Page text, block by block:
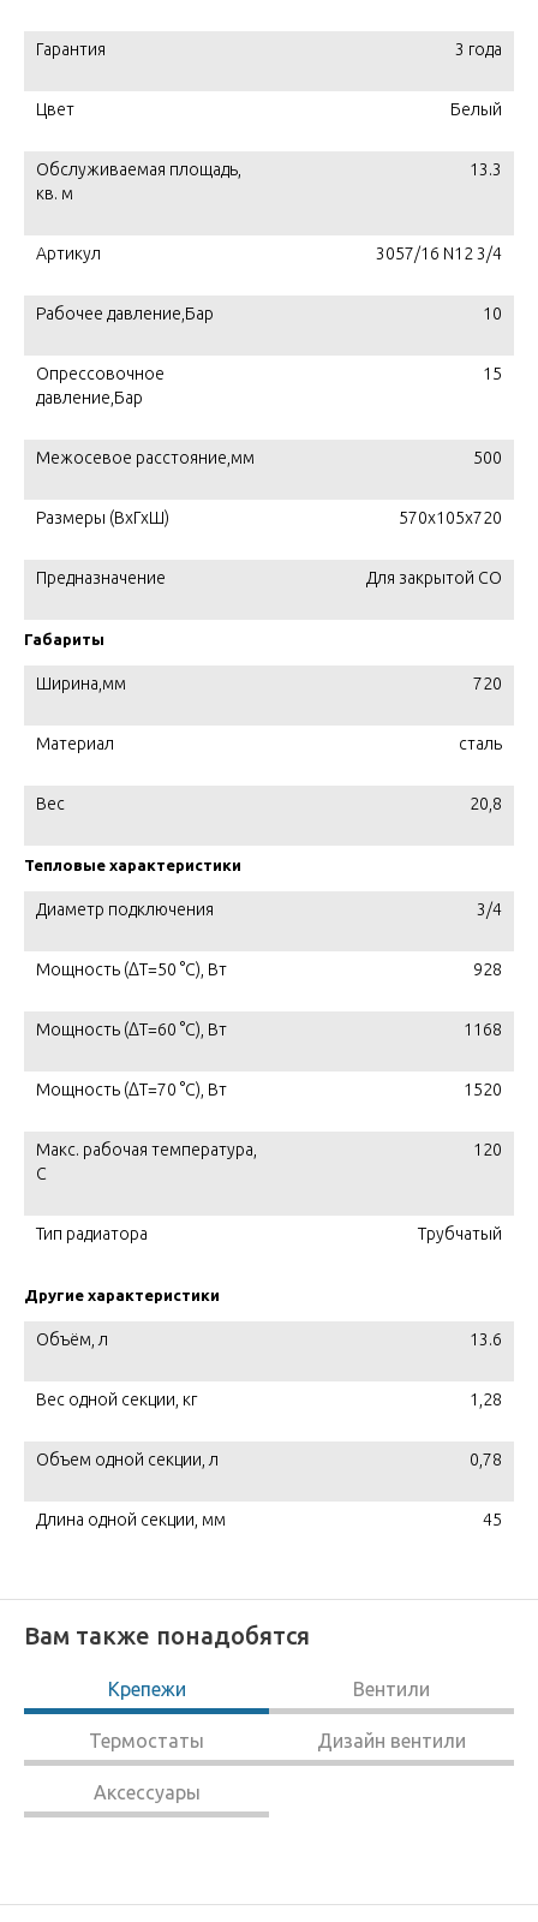
Гарантия 3 года
Цвет Белый
Обслуживаемая площадь,
кв. м
13.3
Артикул 3057/16 N12 3/4
Рабочее давление,Бар 10
Опрессовочное
давление,Бар
15
Межосевое расстояние,мм 500
Размеры (ВхГхШ) 570х105х720
Предназначение Для закрытой СО
Габариты
Ширина,мм 720
Материал сталь
Вес 20,8
Тепловые характеристики
Диаметр подключения 3/4
Мощность (ΔT=50 °C), Вт 928
Мощность (ΔT=60 °C), Вт 1168
Мощность (ΔT=70 °C), Вт 1520
Макс. рабочая температура,
C
120
Тип радиатора Трубчатый
Другие характеристики
Объём, л 13.6
Вес одной секции, кг 1,28
Объем одной секции, л 0,78
Длина одной секции, мм 45
Вам также понадобятся
Крепежи Вентили
Термостаты Дизайн вентили
Аксессуары